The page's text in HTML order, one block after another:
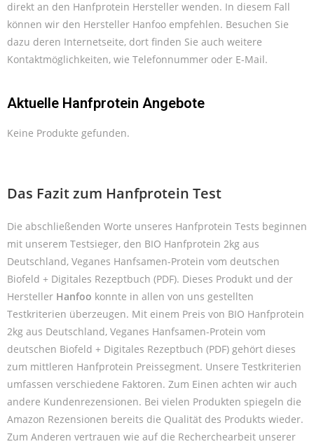
direkt an den Hanfprotein Hersteller wenden. In diesem Fall
können wir den Hersteller Hanfoo empfehlen. Besuchen Sie
dazu deren Internetseite, dort finden Sie auch weitere
Kontaktmöglichkeiten, wie Telefonnummer oder E-Mail.
Aktuelle Hanfprotein Angebote
Keine Produkte gefunden.
Das Fazit zum Hanfprotein Test
Die abschließenden Worte unseres Hanfprotein Tests beginnen
mit unserem Testsieger, den BIO Hanfprotein 2kg aus
Deutschland, Veganes Hanfsamen-Protein vom deutschen
Biofeld + Digitales Rezeptbuch (PDF). Dieses Produkt und der
Hersteller Hanfoo konnte in allen von uns gestellten
Testkriterien überzeugen. Mit einem Preis von BIO Hanfprotein
2kg aus Deutschland, Veganes Hanfsamen-Protein vom
deutschen Biofeld + Digitales Rezeptbuch (PDF) gehört dieses
zum mittleren Hanfprotein Preissegment. Unsere Testkriterien
umfassen verschiedene Faktoren. Zum Einen achten wir auch
andere Kundenrezensionen. Bei vielen Produkten spiegeln die
Amazon Rezensionen bereits die Qualität des Produkts wieder.
Zum Anderen vertrauen wie auf die Recherchearbeit unserer